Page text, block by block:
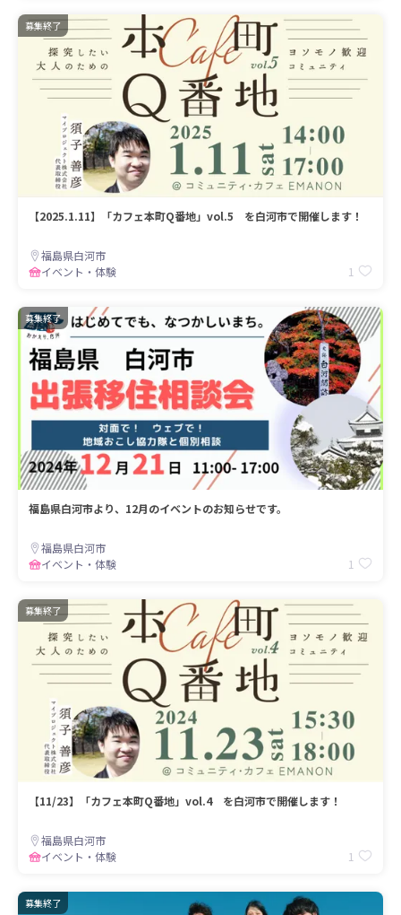
募集終了
【2025.1.11】「カフェ本町Q番地」vol.5 を白河市で開催します！
福島県白河市
イベント・体験
1
募集終了
福島県白河市より、12月のイベントのお知らせです。
福島県白河市
イベント・体験
1
募集終了
【11/23】「カフェ本町Q番地」vol.4 を白河市で開催します！
福島県白河市
イベント・体験
1
募集終了